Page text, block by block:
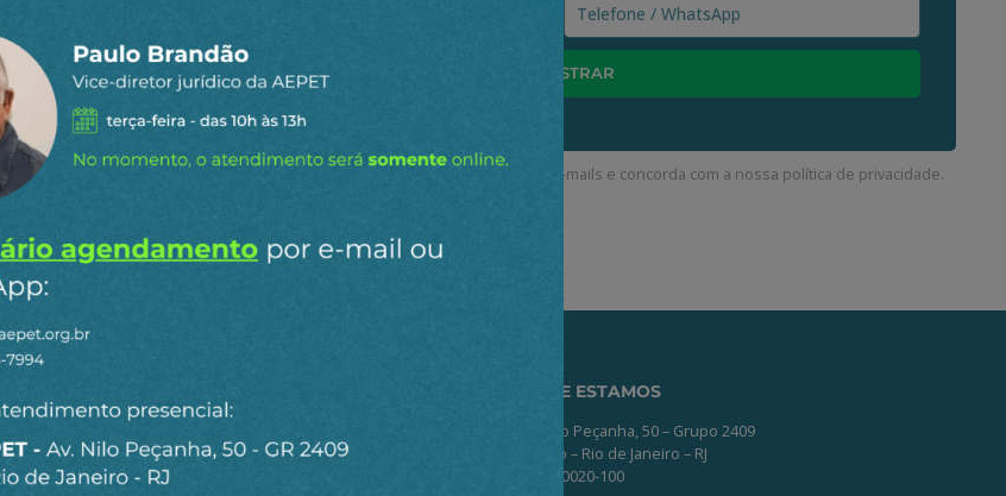
publicados em
Ao clicar em “Cadastrar” você aceita receber nossos e-mails e concorda com a nossa política de privacidade.
Clique no botão abaixo para enviar as
ONDE ESTAMOS
Av. Nilo Peçanha, 50 – Grupo 2409
Centro – Rio de Janeiro – RJ
CEP: 20020-100